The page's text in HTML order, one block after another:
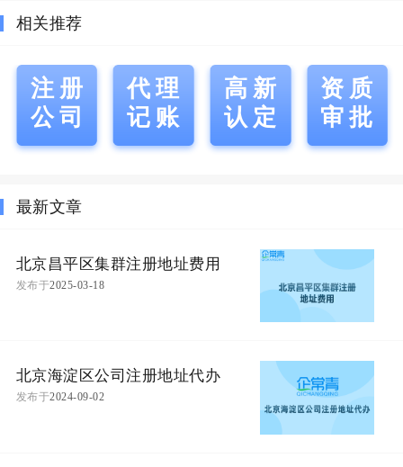
相关推荐
注册
公司
代理
记账
高新
认定
资质
审批
最新文章
北京昌平区集群注册地址费用
发布于2025-03-18
北京海淀区公司注册地址代办
发布于2024-09-02